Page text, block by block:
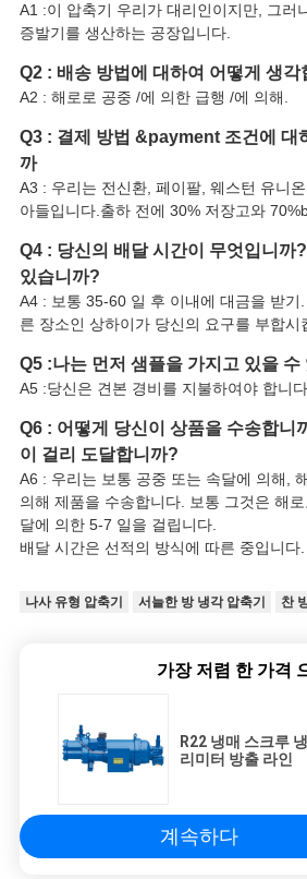
A1 :이 압축기 우리가 대리인이지만, 그러
증발기를 생산하는 공장입니다.
Q2 : 배송 방법에 대하여 어떻게 생각
A2 : 해로로 공중 /에 의한 급행 /에 의해.
Q3 : 결제 방법 &payment 조건에 대
까
A3 : 우리는 전신환, 페이팔, 웨스턴 유니
아들입니다.출하 전에 30% 저장고와
Q4 : 당신의 배달 시간이 무엇입니까
있습니까?
A4 : 보통 35-60 일 후 이내에 대금을 받기
른 장소인 상하이가 당신의 요구를 부합시
Q5 :나는 먼저 샘플을 가지고 있을 수
A5 :당신은 견본 경비를 지불하여야 합니
Q6 : 어떻게 당신이 상품을 수송합니
이 걸리 도달합니까?
A6 : 우리는 보통 공중 또는 속달에 의해,
의해 제품을 수송합니다. 보통 그것은 해
달에 의한 5-7 일을 걸립니다.
배달 시간은 선적의 방식에 따른 중입니다.
나사 유형 압축기 서늘한 방 냉각 압축기 찬
가장 저렴 한 가격
R22 냉매 스크루
리미터 방출 라인
계속하다